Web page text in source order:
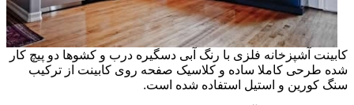
کابینت آشپزخانه فلزی با رنگ آبی دسگیره درب و کشوها دو پیچ کار
شده طرحی کاملا ساده و کلاسیک صفحه روی کابینت از ترکیب
سنگ کورین و استیل استفاده شده است.